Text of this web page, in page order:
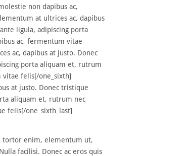
non dapibus ac,
at ultrices ac, dapibus
ligula, adipiscing porta
ac, fermentum vitae
ac, dapibus at justo. Donec
porta aliquam et, rutrum
vitae felis[/one_sixth]
at justo. Donec tristique
aliquam et, rutrum nec
felis[/one_sixth_last]
tortor enim, elementum ut,
facilisi. Donec ac eros quis